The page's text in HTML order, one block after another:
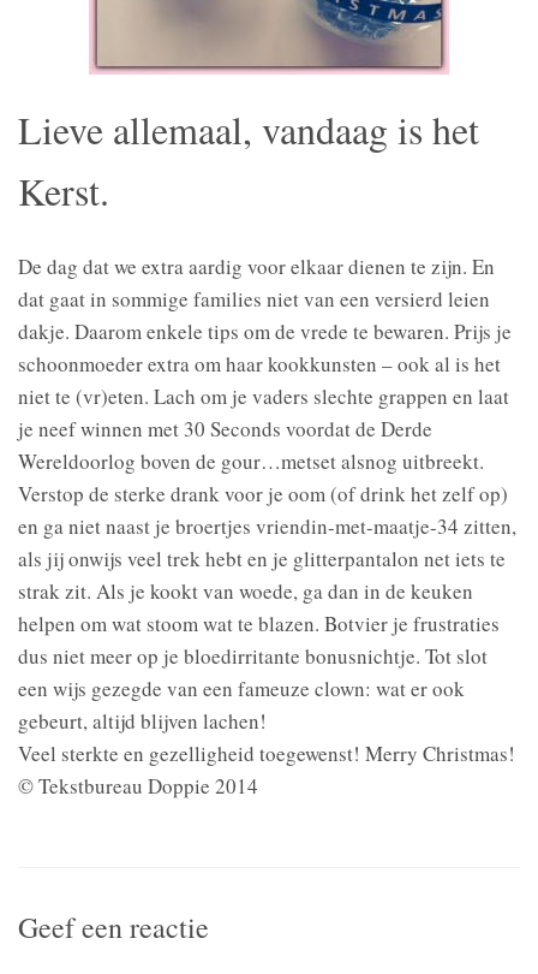
Lieve allemaal, vandaag is het
Kerst.
De dag dat we extra aardig voor elkaar dienen te zijn. En
dat gaat in sommige families niet van een versierd leien
dakje. Daarom enkele tips om de vrede te bewaren. Prijs je
schoonmoeder extra om haar kookkunsten – ook al is het
niet te (vr)eten. Lach om je vaders slechte grappen en laat
je neef winnen met 30 Seconds voordat de Derde
Wereldoorlog boven de gour…metset alsnog uitbreekt.
Verstop de sterke drank voor je oom (of drink het zelf op)
en ga niet naast je broertjes vriendin-met-maatje-34 zitten,
als jij onwijs veel trek hebt en je glitterpantalon net iets te
strak zit. Als je kookt van woede, ga dan in de keuken
helpen om wat stoom wat te blazen. Botvier je frustraties
dus niet meer op je bloedirritante bonusnichtje. Tot slot
een wijs gezegde van een fameuze clown: wat er ook
gebeurt, altijd blijven lachen!
Veel sterkte en gezelligheid toegewenst! Merry Christmas!
© Tekstbureau Doppie 2014
Geef een reactie